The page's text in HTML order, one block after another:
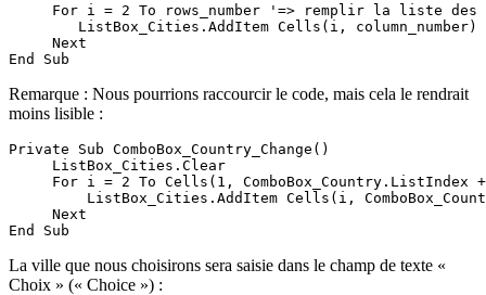
For i = 2 To rows_number '=> remplir la liste des
        ListBox_Cities.AddItem Cells(i, column_number)
     Next
Remarque : Nous pourrions raccourcir le code, mais cela le rendrait
moins lisible :
Private Sub ComboBox_Country_Change()
     ListBox_Cities.Clear
For i = 2 To Cells(1, ComboBox_Country.ListIndex
ListBox_Cities.AddItem Cells(i,
     Next
La ville que nous choisirons sera saisie dans le champ de texte «
Choix » (« Choice ») :